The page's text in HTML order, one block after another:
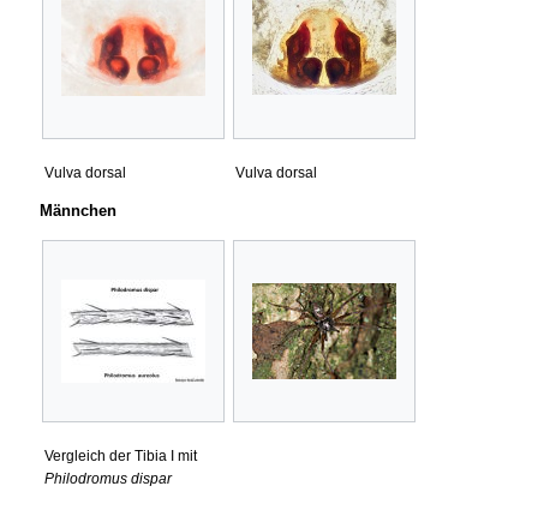
Vulva dorsal Vulva dorsal
Männchen
Vergleich der Tibia I mit
Philodromus dispar